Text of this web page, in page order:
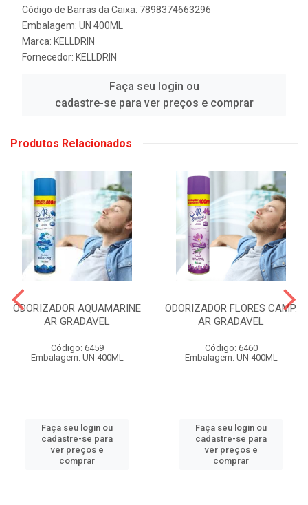
Código de Barras da Caixa: 7898374663296
Embalagem: UN 400ML
Marca: KELLDRIN
Fornecedor: KELLDRIN
Faça seu login ou
cadastre-se para ver preços e comprar
Produtos Relacionados
ODORIZADOR AQUAMARINE
AR GRADAVEL
Código: 6459
Embalagem: UN 400ML
Faça seu login ou
cadastre-se para
ver preços e
comprar
ODORIZADOR FLORES CAMP.
AR GRADAVEL
Código: 6460
Embalagem: UN 400ML
Faça seu login ou
cadastre-se para
ver preços e
comprar